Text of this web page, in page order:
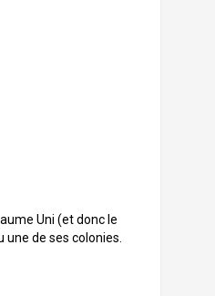
Uni (et donc le
de ses colonies.